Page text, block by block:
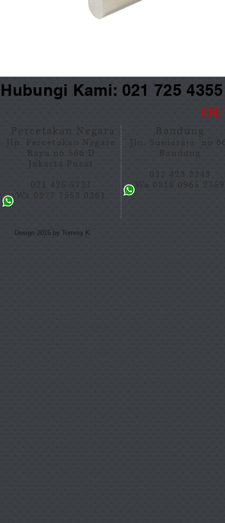
Kami: 021 725
Percetakan Negara
Jln. Percetakan Negara
Raya no 566 D
Jakarta Pusat
021 425 5721
Wa 0877 7558 0361
Bandung
Jln. Suniaraja no
Bandung
022 423 2243
Wa 0818 0965 2759
Design 2015 by Tommy K.